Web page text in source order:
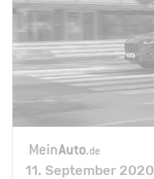
11. September 2020